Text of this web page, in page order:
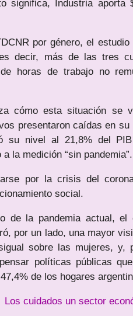
significa, Industria aporta
por género, el
decir, más de las tres
horas de trabajo no
cómo esta situación se
presentaron caídas en
su nivel al 21,8% del
la medición “sin pandemia”.
por la crisis del
social.
de la pandemia actual, el
por un lado, una mayor
sobre las mujeres, y,
políticas públicas
de los hogares
Los cuidados un sector